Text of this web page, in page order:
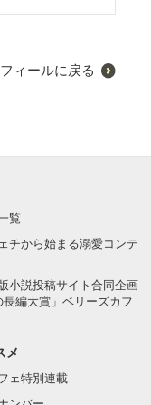
ィールに戻る
覧
チから始まる溺愛コンテ
小説投稿サイト合同企画
長編大賞」ベリーズカフ
メ
ェ特別連載